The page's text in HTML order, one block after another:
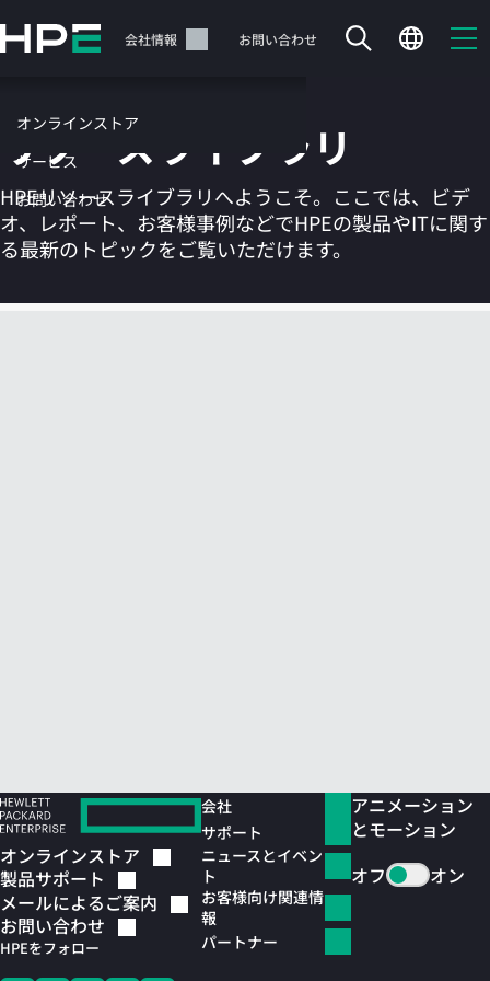
イ
テ
ツ
に
ス
ッ
サポート 会社情報 お問い合わせ
オンラインストア
サービス
お問い合わせ
カートは空です
リソースライブラリ
HPEリソースライブラリへようこそ。ここでは、ビデ
オ、レポート、お客様事例などでHPEの製品やITに関す
る最新のトピックをご覧いただけます。
オンラインストア
製品サポート
メールによるご案内
お問い合わせ
HPEをフォロー
会社
サポート
ニュースとイベン
ト
お客様向け関連情
報
パートナー
アニメーション
とモーション
オフ
オン